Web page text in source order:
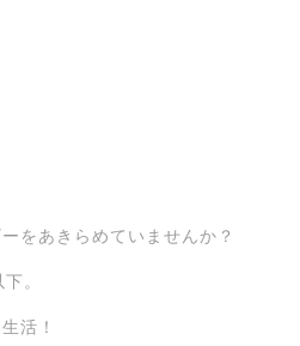
をあきらめていませんか？
。
活！